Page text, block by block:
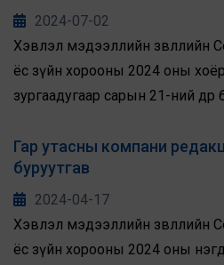
автахгүй байхыг санууллаа
2024-07-02
Хэвлэл мэдээллийн зөвлөлийн
ёс зүйн хорооны 2024 оны
зургаадугаар сарын 21-ний
гомдлыг хэлэлцлээ.
Гар утасны компани
буруутгав
2024-04-17
Хэвлэл мэдээллийн зөвлөлийн
ёс зүйн хорооны 2024 оны